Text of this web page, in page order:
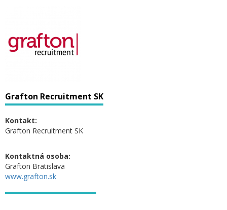
Grafton Recruitment SK
Kontakt:
Grafton Recruitment SK
Kontaktná osoba:
Grafton Bratislava
www.grafton.sk